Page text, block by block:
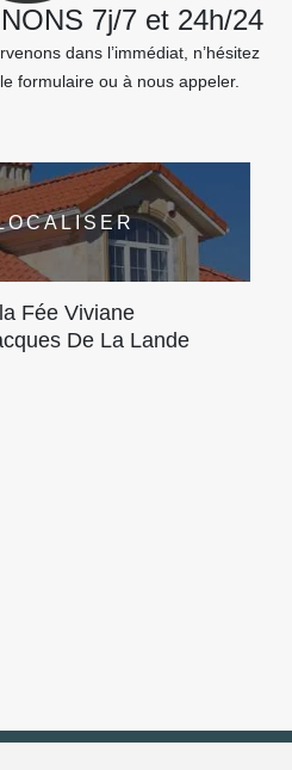
7j/7 et 24h/24
dans l’immédiat, n’hésitez
formulaire ou à nous appeler.
Fée Viviane
De La Lande